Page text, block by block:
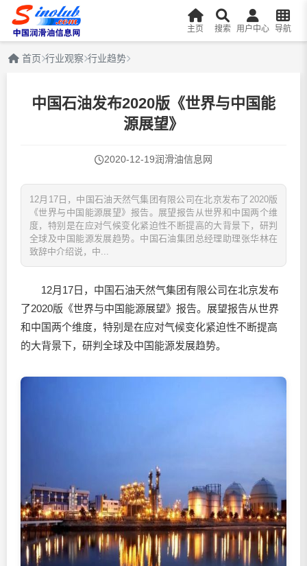
主页 搜索 用户中心 导航
首页 行业观察 行业趋势
中国石油发布2020版《世界与中国能
源展望》
2020-12-19润滑油信息网
12月17日，中国石油天然气集团有限公司在北京发布了2020版
《世界与中国能源展望》报告。展望报告从世界和中国两个维
度，特别是在应对气候变化紧迫性不断提高的大背景下，研判
全球及中国能源发展趋势。中国石油集团总经理助理张华林在
致辞中介绍说，中...
12月17日，中国石油天然气集团有限公司在北京发布
了2020版《世界与中国能源展望》报告。展望报告从世界
和中国两个维度，特别是在应对气候变化紧迫性不断提高
的大背景下，研判全球及中国能源发展趋势。